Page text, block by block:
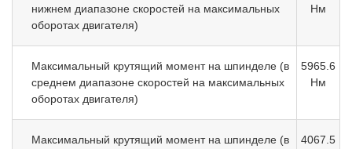
нижнем диапазоне скоростей на максимальных
оборотах двигателя)
Нм
Максимальный крутящий момент на шпинделе (в
среднем диапазоне скоростей на максимальных
оборотах двигателя)
5965.6
Нм
Максимальный крутящий момент на шпинделе (в
4067.5